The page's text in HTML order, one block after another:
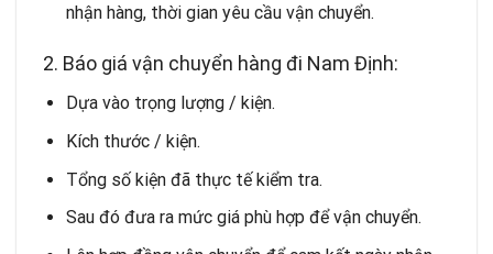
nhận hàng, thời gian yêu cầu vận chuyển.
2. Báo giá vận chuyển hàng đi Nam Định:
Dựa vào trọng lượng / kiện.
Kích thước / kiện.
Tổng số kiện đã thực tế kiểm tra.
Sau đó đưa ra mức giá phù hợp để vận chuyển.